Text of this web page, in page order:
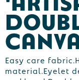
Werkkleding
Sportkleding
T-Shirts
Sweaters
Tassen
Anti-stress
Bidons en
Elektronica,
Custom made
Sportkratten
Custom-
Custom-made
Buitenreclame
Vlaggen
Beurs &
Drukwerk
Easy care
material.Eyelet